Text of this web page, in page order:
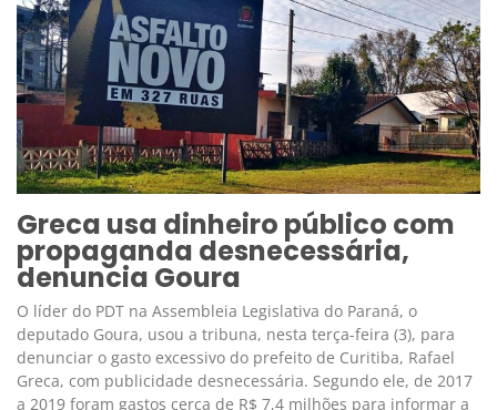
Greca usa dinheiro público com
propaganda desnecessária,
denuncia Goura
O líder do PDT na Assembleia Legislativa do Paraná, o
deputado Goura, usou a tribuna, nesta terça-feira (3), para
denunciar o gasto excessivo do prefeito de Curitiba, Rafael
Greca, com publicidade desnecessária. Segundo ele, de 2017
a 2019 foram gastos cerca de R$ 7,4 milhões para informar a